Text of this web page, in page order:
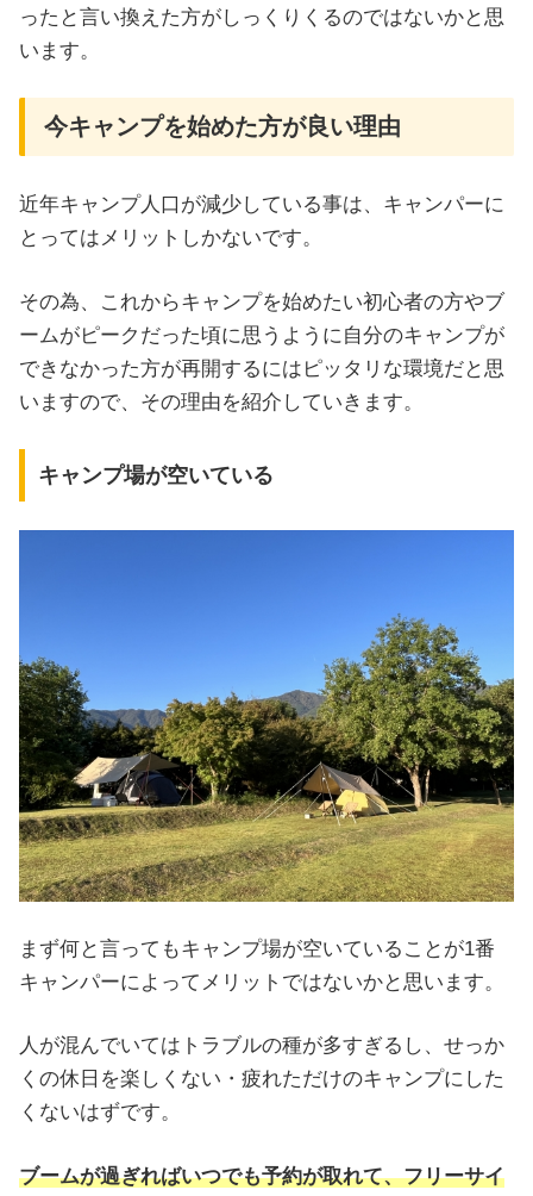
ったと言い換えた方がしっくりくるのではないかと思
います。
今キャンプを始めた方が良い理由
近年キャンプ人口が減少している事は、キャンパーに
とってはメリットしかないです。
その為、これからキャンプを始めたい初心者の方やブ
ームがピークだった頃に思うように自分のキャンプが
できなかった方が再開するにはピッタリな環境だと思
いますので、その理由を紹介していきます。
キャンプ場が空いている
まず何と言ってもキャンプ場が空いていることが1番
キャンパーによってメリットではないかと思います。
人が混んでいてはトラブルの種が多すぎるし、せっか
くの休日を楽しくない・疲れただけのキャンプにした
くないはずです。
ブームが過ぎればいつでも予約が取れて、フリーサイ